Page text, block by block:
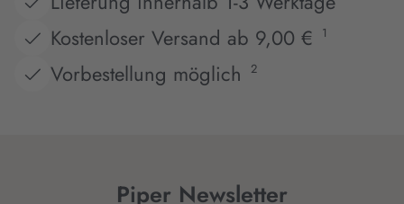
Kostenloser Versand ab 9,00 €
1
Vorbestellung möglich 2
Piper Newsletter